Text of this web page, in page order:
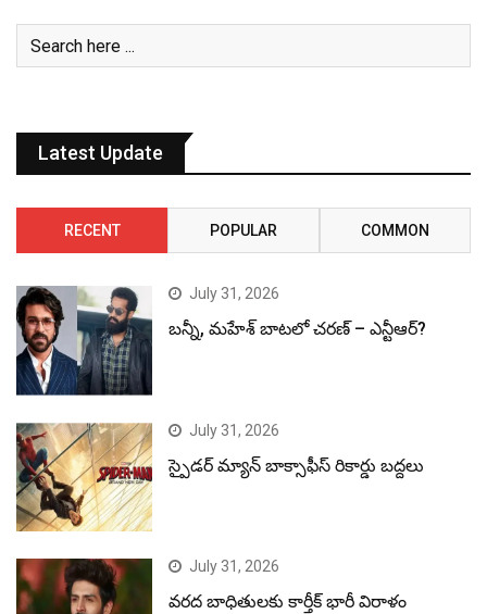
Latest Update
RECENT POPULAR COMMON
July 31, 2026
బన్నీ, మహేశ్ బాటలో చరణ్ – ఎన్టీఆర్?
July 31, 2026
స్పైడర్ మ్యాన్ బాక్సాఫీస్ రికార్డు బద్దలు
July 31, 2026
వరద బాధితులకు కార్తీక్ భారీ విరాళం